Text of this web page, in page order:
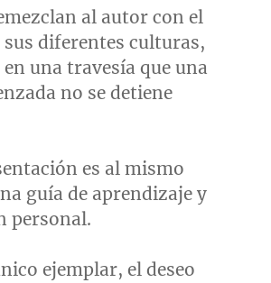
al autor con el
diferentes culturas,
una travesía que una
no se detiene
es al mismo
guía de aprendizaje y
personal.
ejemplar, el deseo